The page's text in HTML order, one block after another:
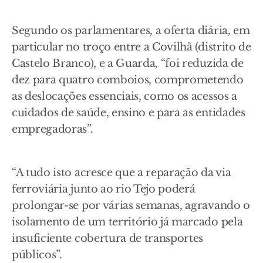
Segundo os parlamentares, a oferta diária, em
particular no troço entre a Covilhã (distrito de
Castelo Branco), e a Guarda, “foi reduzida de
dez para quatro comboios, comprometendo
as deslocações essenciais, como os acessos a
cuidados de saúde, ensino e para as entidades
empregadoras”.
“A tudo isto acresce que a reparação da via
ferroviária junto ao rio Tejo poderá
prolongar-se por várias semanas, agravando o
isolamento de um território já marcado pela
insuficiente cobertura de transportes
públicos”.